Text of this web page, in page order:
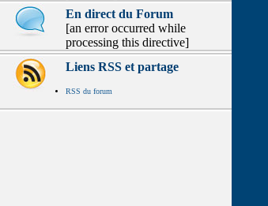
En direct du Forum
[an error occurred while
processing this directive]
Liens RSS et partage
RSS du forum